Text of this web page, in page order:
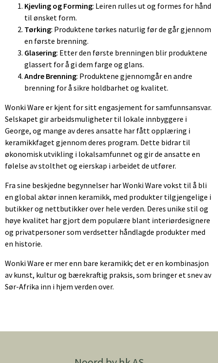
Kjevling og Forming: Leiren rulles ut og formes for hånd
til ønsket form.
Tørking: Produktene tørkes naturlig før de går gjennom
en første brenning.
Glasering: Etter den første brenningen blir produktene
glassert for å gi dem farge og glans.
Andre Brenning: Produktene gjennomgår en andre
brenning for å sikre holdbarhet og kvalitet.
Wonki Ware er kjent for sitt engasjement for samfunnsansvar.
Selskapet gir arbeidsmuligheter til lokale innbyggere i
George, og mange av deres ansatte har fått opplæring i
keramikkfaget gjennom deres program. Dette bidrar til
økonomisk utvikling i lokalsamfunnet og gir de ansatte en
følelse av stolthet og eierskap i arbeidet de utfører.
Fra sine beskjedne begynnelser har Wonki Ware vokst til å bli
en global aktør innen keramikk, med produkter tilgjengelige i
butikker og nettbutikker over hele verden. Deres unike stil og
høye kvalitet har gjort dem populære blant interiørdesignere
og privatpersoner som verdsetter håndlagde produkter med
en historie.
Wonki Ware er mer enn bare keramikk; det er en kombinasjon
av kunst, kultur og bærekraftig praksis, som bringer et snev av
Sør-Afrika inn i hjem verden over.